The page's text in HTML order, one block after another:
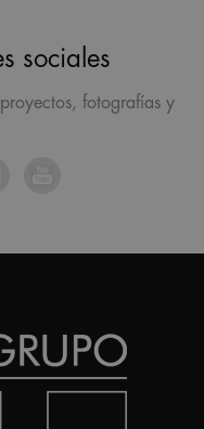
sociales
fotografías y